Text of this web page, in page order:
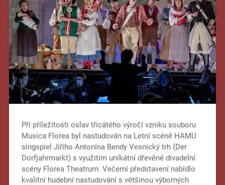
Při příležitosti oslav třicátého výročí vzniku souboru
Musica Florea byl nastudován na Letní scéně HAMU
singspiel Jiřího Antonína Bendy Vesnický trh (Der
Dorfjahrmarkt) s využitím unikátní dřevěné divadelní
scény Florea Theatrum. Večerní představení nabídlo
kvalitní hudební nastudování s většinou výborných